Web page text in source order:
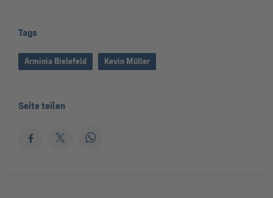
Tags
Arminia Bielefeld Kevin Müller
Seite teilen